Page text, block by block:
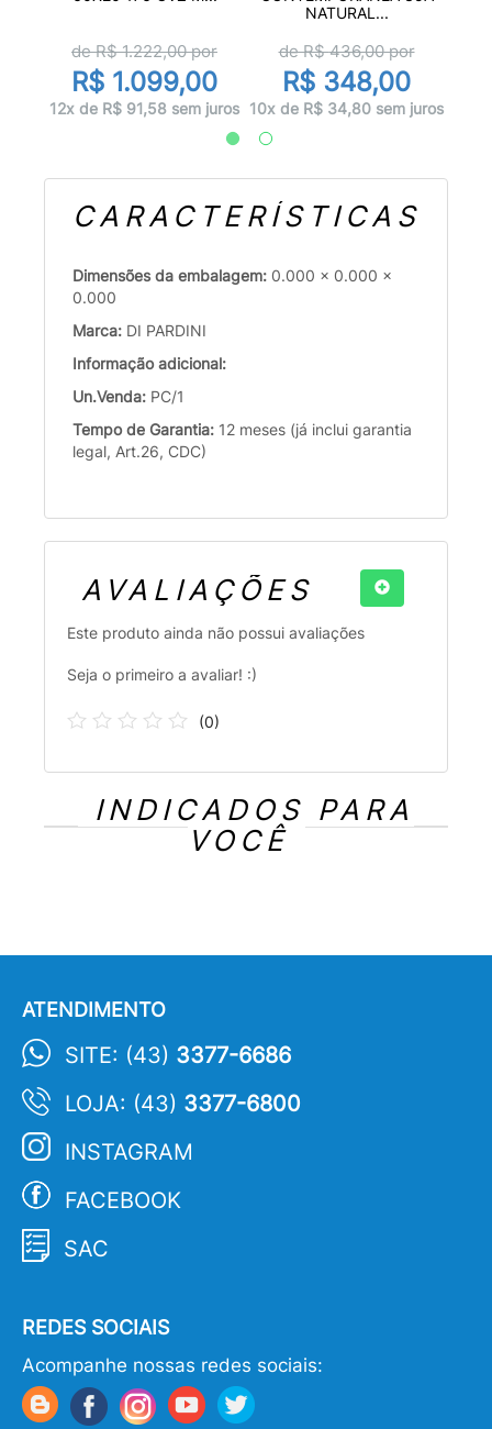
de R$1.222,00por
R$ 1.099,00
12x de R$ 91,58 sem juros
NATURAL...
de R$436,00por
R$ 348,00
10x de R$ 34,80 sem juros
CARACTERÍSTICAS
Dimensões da embalagem: 0.000 x 0.000 x
0.000
Marca: DI PARDINI
Informação adicional:
Un.Venda: PC/1
Tempo de Garantia: 12 meses (já inclui garantia
legal, Art.26, CDC)
AVALIAÇÕES
Este produto ainda não possui avaliações
Seja o primeiro a avaliar! :)
(0)
INDICADOS PARA
VOCÊ
ATENDIMENTO
SITE: (43) 3377-6686
LOJA: (43) 3377-6800
INSTAGRAM
FACEBOOK
SAC
REDES SOCIAIS
Acompanhe nossas redes sociais: